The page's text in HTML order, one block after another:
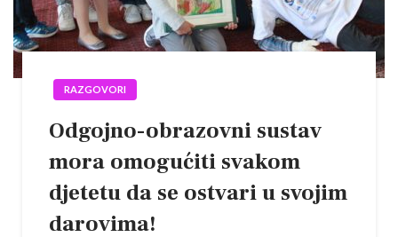
RAZGOVORI
Odgojno-obrazovni sustav
mora omogućiti svakom
djetetu da se ostvari u svojim
darovima!